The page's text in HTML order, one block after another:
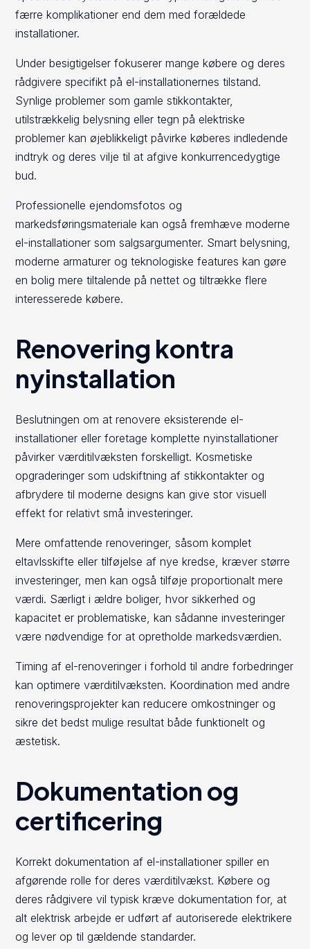
færre komplikationer end dem med forældede
installationer.
Under besigtigelser fokuserer mange købere og deres
rådgivere specifikt på el-installationernes tilstand.
Synlige problemer som gamle stikkontakter,
utilstrækkelig belysning eller tegn på elektriske
problemer kan øjeblikkeligt påvirke køberes indledende
indtryk og deres vilje til at afgive konkurrencedygtige
bud.
Professionelle ejendomsfotos og
markedsføringsmateriale kan også fremhæve moderne
el-installationer som salgsargumenter. Smart belysning,
moderne armaturer og teknologiske features kan gøre
en bolig mere tiltalende på nettet og tiltrække flere
interesserede købere.
Renovering kontra
nyinstallation
Beslutningen om at renovere eksisterende el-
installationer eller foretage komplette nyinstallationer
påvirker værditilvæksten forskelligt. Kosmetiske
opgraderinger som udskiftning af stikkontakter og
afbrydere til moderne designs kan give stor visuell
effekt for relativt små investeringer.
Mere omfattende renoveringer, såsom komplet
eltavlsskifte eller tilføjelse af nye kredse, kræver større
investeringer, men kan også tilføje proportionalt mere
værdi. Særligt i ældre boliger, hvor sikkerhed og
kapacitet er problematiske, kan sådanne investeringer
være nødvendige for at opretholde markedsværdien.
Timing af el-renoveringer i forhold til andre forbedringer
kan optimere værditilvæksten. Koordination med andre
renoveringsprojekter kan reducere omkostninger og
sikre det bedst mulige resultat både funktionelt og
æstetisk.
Dokumentation og
certificering
Korrekt dokumentation af el-installationer spiller en
afgørende rolle for deres værditilvækst. Købere og
deres rådgivere vil typisk kræve dokumentation for, at
alt elektrisk arbejde er udført af autoriserede elektrikere
og lever op til gældende standarder.